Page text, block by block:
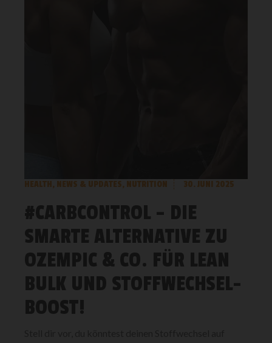
HEALTH, NEWS & UPDATES, NUTRITION 30. JUNI 2025
#CARBCONTROL – DIE
SMARTE ALTERNATIVE ZU
OZEMPIC & CO. FÜR LEAN
BULK UND STOFFWECHSEL-
BOOST!